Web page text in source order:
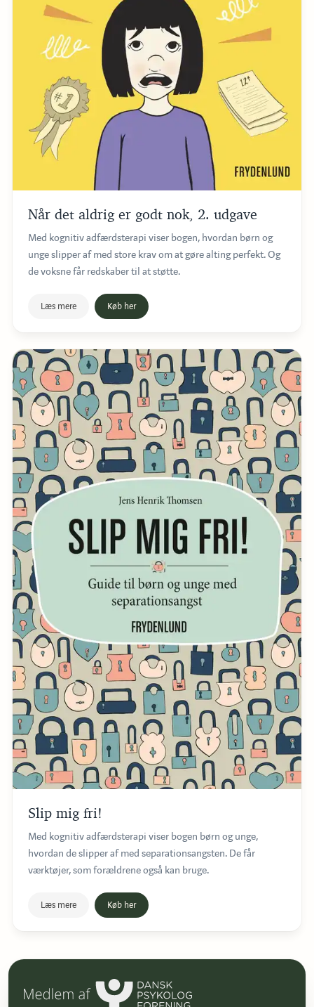
Når det aldrig er godt nok, 2. udgave
Med kognitiv adfærdsterapi viser bogen, hvordan børn og
unge slipper af med store krav om at gøre alting perfekt. Og
de voksne får redskaber til at støtte.
Læs mere Køb her
Slip mig fri!
Med kognitiv adfærdsterapi viser bogen børn og unge,
hvordan de slipper af med separationsangsten. De får
værktøjer, som forældrene også kan bruge.
Læs mere Køb her